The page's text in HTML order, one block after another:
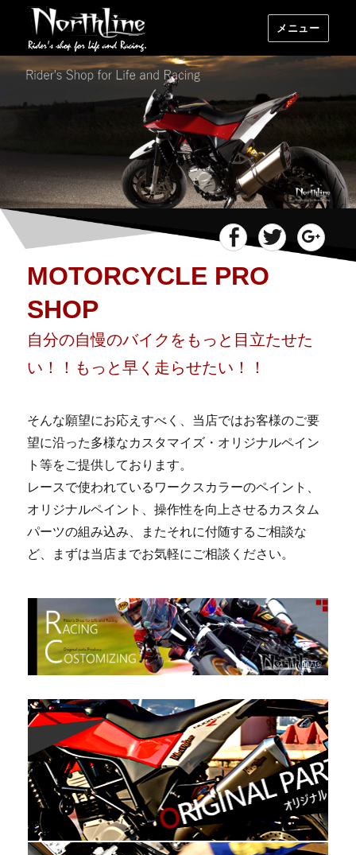
メニュー
FacebookTwitter
MOTORCYCLE PRO
SHOP
自分の自慢のバイクをもっと目立たせた
い！！もっと早く走らせたい！！
そんな願望にお応えすべく、当店ではお客様のご要
望に沿った多様なカスタマイズ・オリジナルペイン
ト等をご提供しております。
レースで使われているワークスカラーのペイント、
オリジナルペイント、操作性を向上させるカスタム
パーツの組み込み、またそれに付随するご相談な
ど、まずは当店までお気軽にご相談ください。